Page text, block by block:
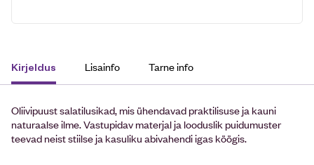
Kirjeldus Lisainfo Tarne info
Oliivipuust salatilusikad, mis ühendavad praktilisuse ja kauni
naturaalse ilme. Vastupidav materjal ja looduslik puidumuster
teevad neist stiilse ja kasuliku abivahendi igas köögis.